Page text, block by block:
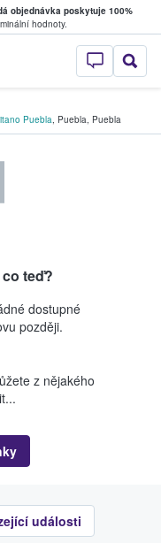
objednávka poskytuje 100%
hodnoty.
StubHub –
vstupenky
Puebla, Puebla, Puebla
teď?
dostupné
později.
z nějakého
události